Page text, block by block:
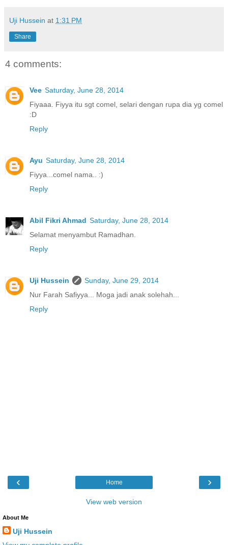
Uji Hussein at 1:31 PM
Share
4 comments:
Vee Saturday, June 28, 2014
Fiyaaa. Fiyya itu sgt comel, selari dengan rupa dia yg comel
:D
Reply
Ayu Saturday, June 28, 2014
Fiyya...comel nama.. :)
Reply
Abil Fikri Ahmad Saturday, June 28, 2014
Selamat menyambut Ramadhan.
Reply
Uji Hussein
Sunday, June 29, 2014
Nur Farah Safiyya... Moga jadi anak solehah...
Reply
‹ ›
Home
View web version
About Me
Uji Hussein